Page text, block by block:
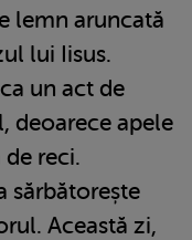
lemn aruncată
lui Iisus.
un act de
deoarece apele
de reci.
sărbătorește
Această zi,